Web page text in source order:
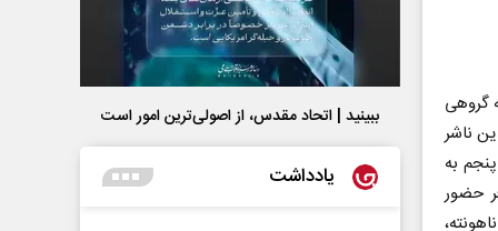
که گروهی
ناشر
به
حضور
ببینید | اتحاد مقدس، از اصولی‌ترین امور است
یادداشت